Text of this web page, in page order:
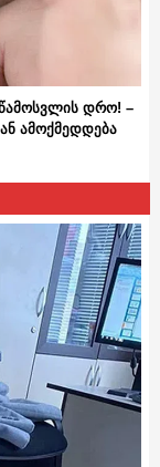
დრო! –
ამოქმედდება